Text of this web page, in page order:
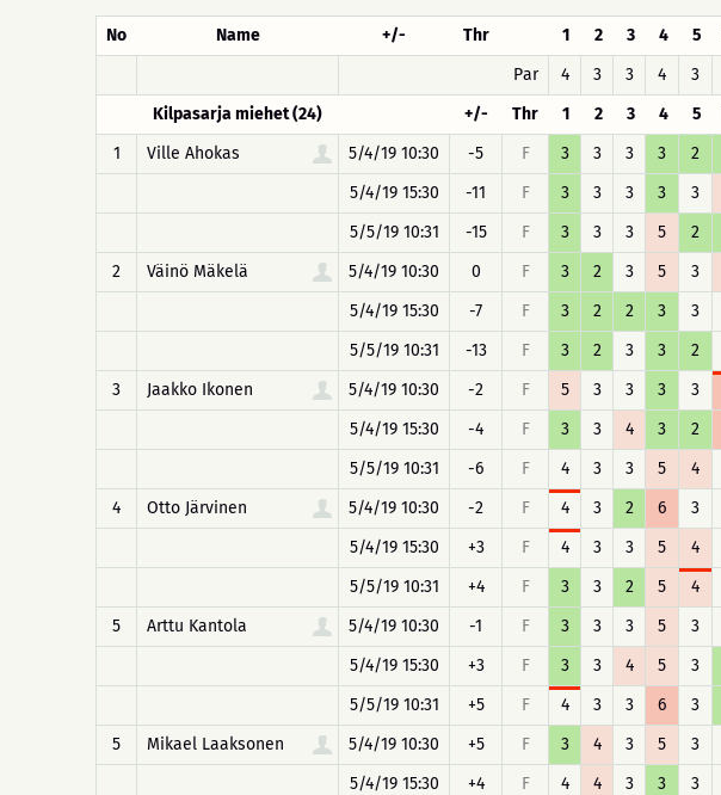
No Name +/- Thr 1 2 3 4 5
Par
4 3 3 4 3
Kilpasarja miehet (24)
+/- Thr 1 2 3 4 5
1
Ville Ahokas 5/4/19 10:30 -5 F 3 3 3 3 2
5/4/19 15:30
-11 F 3 3 3 3 3
5/5/19 10:31
-15 F 3 3 3 5 2
2
Väinö Mäkelä 5/4/19 10:30 0 F 3 2 3 5 3
5/4/19 15:30
-7 F 3 2 2 3 3
5/5/19 10:31
-13 F 3 2 3 3 2
3
Jaakko Ikonen 5/4/19 10:30 -2 F 5 3 3 3 3
5/4/19 15:30
-4 F 3 3 4 3 2
5/5/19 10:31
-6 F 4 3 3 5 4
4
Otto Järvinen 5/4/19 10:30 -2 F 4 3 2 6 3
5/4/19 15:30
+3 F 4 3 3 5 4
5/5/19 10:31
+4 F 3 3 2 5 4
5
Arttu Kantola 5/4/19 10:30 -1 F 3 3 3 5 3
5/4/19 15:30
+3 F 3 3 4 5 3
5/5/19 10:31
+5 F 4 3 3 6 3
5
Mikael Laaksonen 5/4/19 10:30 +5 F 3 4 3 5 3
5/4/19 15:30
+4 F 4 4 3 3 3